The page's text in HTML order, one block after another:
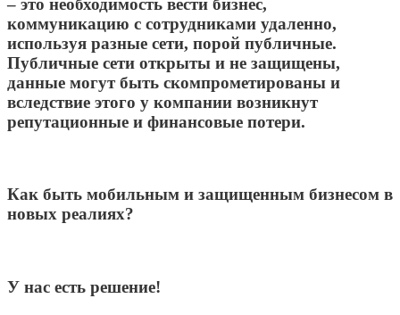
– это необходимость вести бизнес,
коммуникацию с сотрудниками удаленно,
используя разные сети, порой публичные.
Публичные сети открыты и не защищены,
данные могут быть скомпрометированы и
вследствие этого у компании возникнут
репутационные и финансовые потери.
Как быть мобильным и защищенным бизнесом в
новых реалиях?
У нас есть решение!